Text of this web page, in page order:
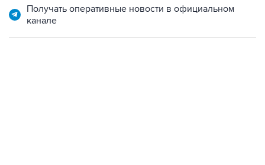
Получать оперативные новости в официальном
канале